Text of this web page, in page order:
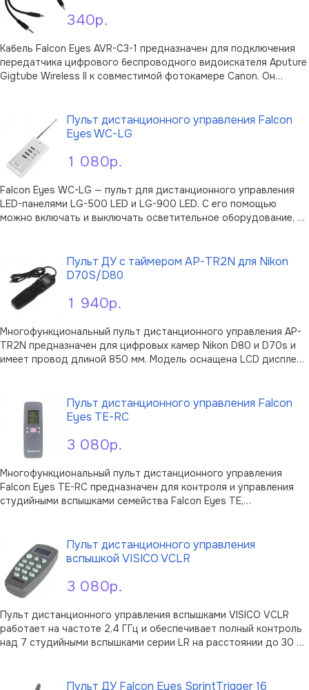
340р.
Кабель Falcon Eyes AVR-C3-1 предназначен для подключения
передатчика цифрового беспроводного видоискателя Aputure
Gigtube Wireless II к совместимой фотокамере Canon. Он
беспроводным видоискат …
1 080р.
Пульт дистанционного управления Falcon
Eyes WC-LG
Falcon Eyes WC-LG — пульт для дистанционного управления
LED-панелями LG-500 LED и LG-900 LED. С его помощью
можно включать и выключать осветительное оборудование, а
предусмотрена выдвижная антенна. Са …
1 940р.
Пульт ДУ с таймером AP-TR2N для Nikon
D70S/D80
Многофункциональный пульт дистанционного управления AP-
TR2N предназначен для цифровых камер Nikon D80 и D70s и
имеет провод длиной 850 мм. Модель оснащена LCD дисплеем
батареи типа ААА LR03, спус …
3 080р.
Пульт дистанционного управления Falcon
Eyes TE-RC
Многофункциональный пульт дистанционного управления
Falcon Eyes TE-RC предназначен для контроля и управления
студийными вспышками семейства Falcon Eyes TE,
мощности вспышек и светильников пилотн …
3 080р.
Пульт дистанционного управления
вспышкой VISICO VCLR
Пульт дистанционного управления вспышками VISICO VCLR
работает на частоте 2,4 ГГц и обеспечивает полный контроль
над 7 студийными вспышками серии LR на расстоянии до 30 м.
LCD дисплей, эрго …Пульт ДУ Falcon Eyes SprintTrigger 16